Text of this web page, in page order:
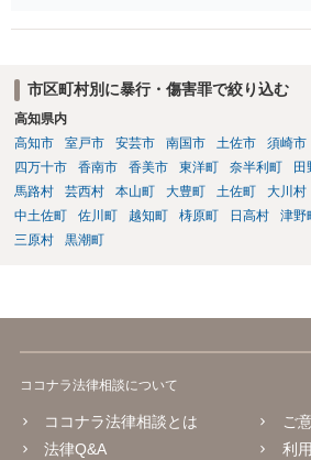
市区町村別に暴行・傷害罪で絞り込む
高知県内
高知市
室戸市 安芸市 南国市 土佐市 須崎市
四万十市
香南市 香美市 東洋町 奈半利町 田
馬路村
芸西村 本山町 大豊町 土佐町 大川村
中土佐町
佐川町 越知町 梼原町 日高村 津野
三原村
黒潮町
ココナラ法律相談について
ココナラ法律相談とは
法律Q&A
ご
利